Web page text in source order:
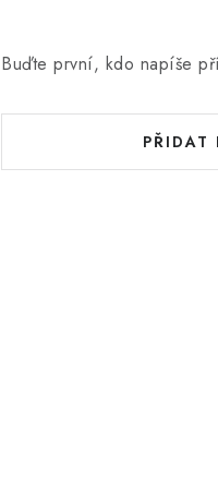
Buďte první, kdo napíše
PŘIDAT